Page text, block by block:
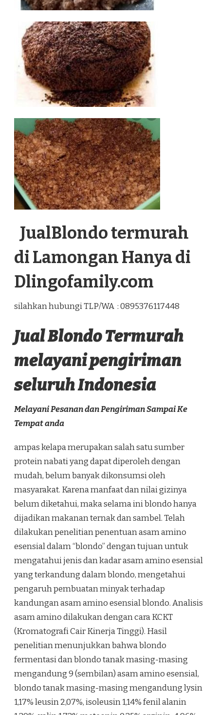
JualBlondo termurah
di Lamongan Hanya di
Dlingofamily.com
silahkan hubungi TLP/WA : 0895376117448
Jual Blondo Termurah
melayani pengiriman
seluruh Indonesia
Melayani Pesanan dan Pengiriman Sampai Ke
Tempat anda
ampas kelapa merupakan salah satu sumber
protein nabati yang dapat diperoleh dengan
mudah, belum banyak dikonsumsi oleh
masyarakat. Karena manfaat dan nilai gizinya
belum diketahui, maka selama ini blondo hanya
dijadikan makanan ternak dan sambel. Telah
dilakukan penelitian penentuan asam amino
esensial dalam “blondo” dengan tujuan untuk
mengatahui jenis dan kadar asam amino esensial
yang terkandung dalam blondo, mengetahui
pengaruh pembuatan minyak terhadap
kandungan asam amino esensial blondo. Analisis
asam amino dilakukan dengan cara KCKT
(Kromatografi Cair Kinerja Tinggi). Hasil
penelitian menunjukkan bahwa blondo
fermentasi dan blondo tanak masing-masing
mengandung 9 (sembilan) asam amino esensial,
blondo tanak masing-masing mengandung lysin
1,17% leusin 2,07%, isoleusin 1,14% fenil alanin